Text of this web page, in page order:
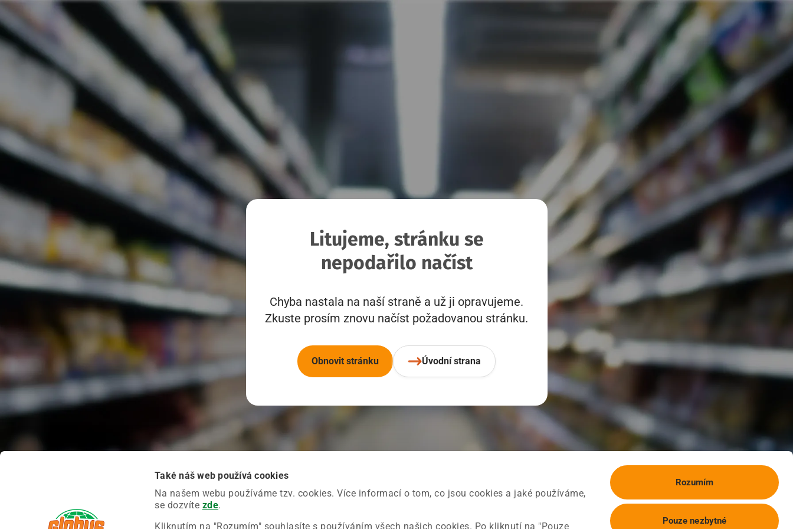
Také náš web používá cookies
Na našem webu používáme tzv. cookies. Více informací o tom, co jsou cookies a jaké používáme,
se dozvíte zde.
Kliknutím na "Rozumím" souhlasíte s používáním všech našich cookies. Po kliknutí na "Pouze
Rozumím
Pouze nezbytné
Litujeme, stránku se
nepodařilo načíst
Chyba nastala na naší straně a už ji opravujeme.
Zkuste prosím znovu načíst požadovanou stránku.
Obnovit stránku Úvodní strana